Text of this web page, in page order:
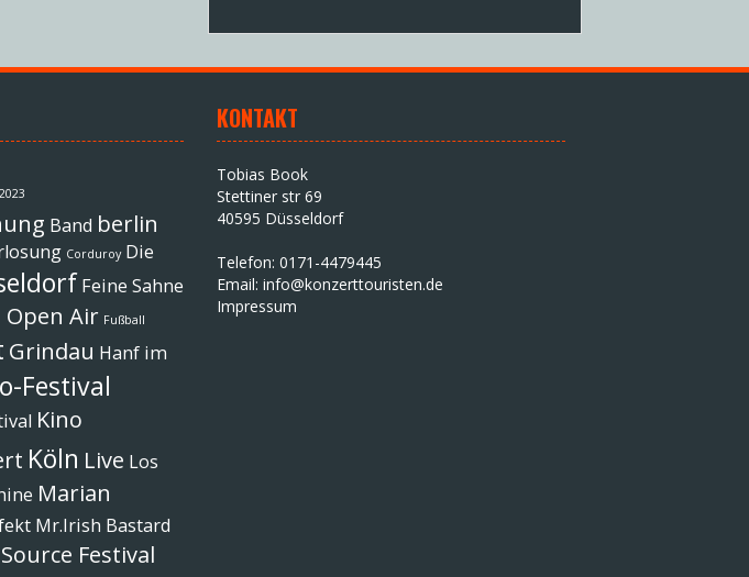
2023
Band berlin
Corduroy Die
Feine Sahne
Open Air Fußball
Grindau Hanf im
Festival
Kino
Köln Live Los
Marian
Mr.Irish Bastard
Festival
KONTAKT
Tobias Book
Stettiner str 69
40595 Düsseldorf
Telefon: 0171-4479445
Email:info@konzerttouristen.de
Impressum